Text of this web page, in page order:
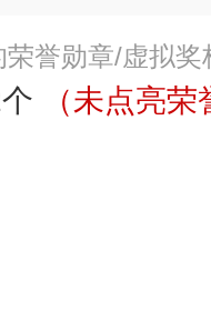
誉勋章/虚拟奖
（未点亮